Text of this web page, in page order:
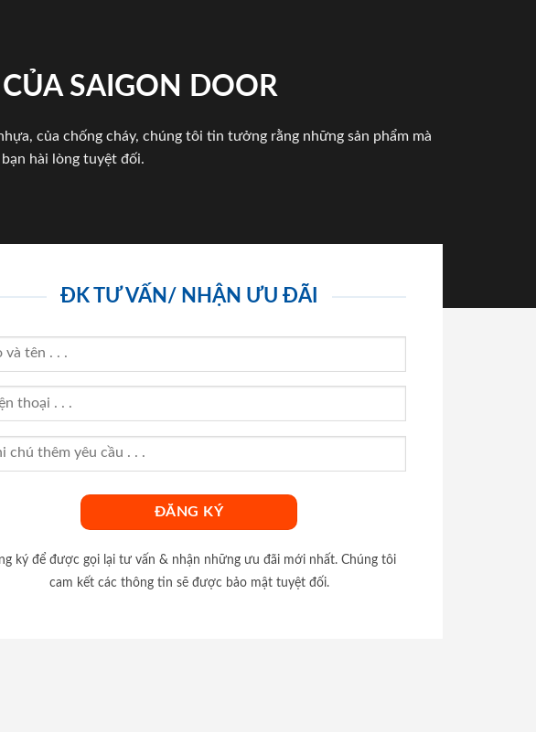
SAIGON DOOR
của chống cháy, chúng tôi tin tưởng rằng những sản phẩm mà
hài lòng tuyệt đối.
ĐK TƯ VẤN/ NHẬN ƯU ĐÃI
ký để được gọi lại tư vấn & nhận những ưu đãi mới nhất. Chúng tôi
cam kết các thông tin sẽ được bảo mật tuyệt đối.